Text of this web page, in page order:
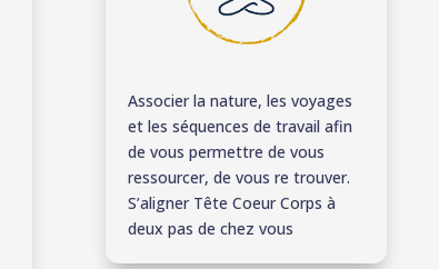
Associer la nature, les voyages
et les séquences de travail afin
de vous permettre de vous
ressourcer, de vous re trouver.
S’aligner Tête Coeur Corps à
deux pas de chez vous